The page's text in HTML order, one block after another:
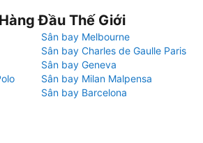
Đầu Thế Giới
Sân bay Melbourne
Sân bay Charles de Gaulle Paris
Sân bay Geneva
Sân bay Milan Malpensa
Sân bay Barcelona